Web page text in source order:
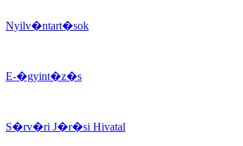
Nyilv�ntart�sok
E-�gyint�z�s
S�rv�ri J�r�si Hivatal